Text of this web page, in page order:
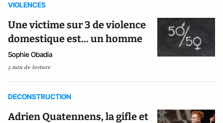
VIOLENCES
Une victime sur 3 de violence
domestique est… un homme
Sophie Obadia
5 min de lecture
DECONSTRUCTION
Adrien Quatennens, la gifle et